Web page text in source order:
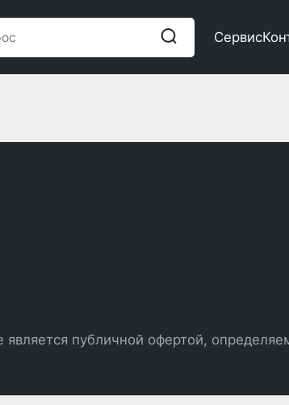
Сервис
публичной офертой,